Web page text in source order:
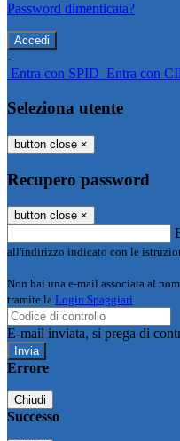
Password dimenticata?
-
Entra con SPID Entra con
Seleziona utente
button close ×
Recupero password
button close ×
all'indirizzo indicato con le
Non hai una e-mail associata al
tramite la Login Spaggiari
E-mail inviata, si prega di
Errore
Chiudi
Successo